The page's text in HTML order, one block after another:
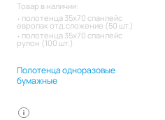
Товар в наличии:
полотенца 35х70 спанлейс
европак отд.сложение (50 шт.)
полотенца 35х70 спанлейс
рулон (100 шт.)
Полотенца одноразовые
бумажные